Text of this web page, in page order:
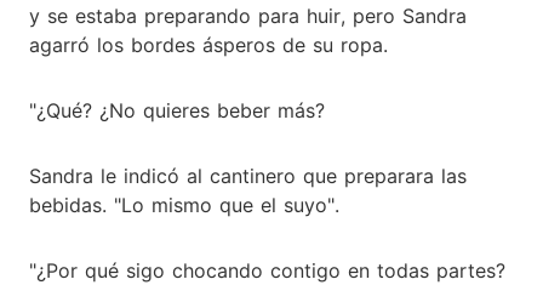
y se estaba preparando para huir, pero Sandra
agarró los bordes ásperos de su ropa.
"¿Qué? ¿No quieres beber más?
Sandra le indicó al cantinero que preparara las
bebidas. "Lo mismo que el suyo".
"¿Por qué sigo chocando contigo en todas partes?